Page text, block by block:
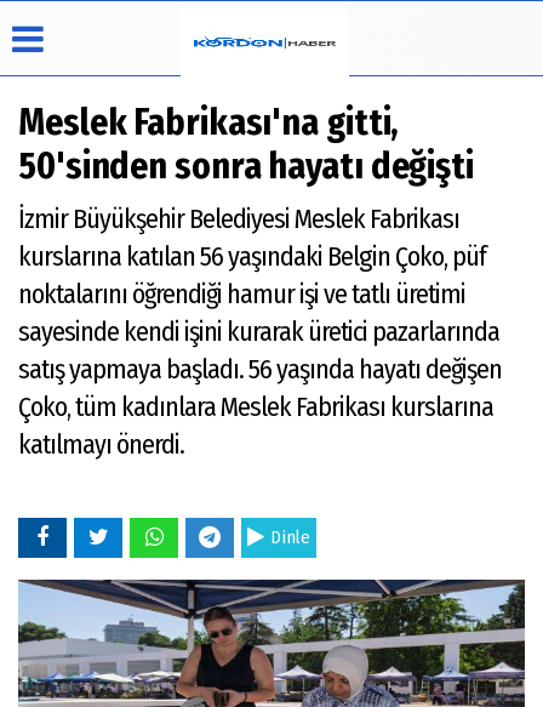
Haber
Arşivi
Durumu
Yazarları
Video
Foto
Galeri
İletişim
Çerez
Politikası
Gizlilik
İlkeleri
Meslek Fabrikası'na gitti,
50'sinden sonra hayatı değişti
İzmir Büyükşehir Belediyesi Meslek Fabrikası
kurslarına katılan 56 yaşındaki Belgin Çoko, püf
noktalarını öğrendiği hamur işi ve tatlı üretimi
sayesinde kendi işini kurarak üretici pazarlarında
satış yapmaya başladı. 56 yaşında hayatı değişen
Çoko, tüm kadınlara Meslek Fabrikası kurslarına
katılmayı önerdi.
Dinle